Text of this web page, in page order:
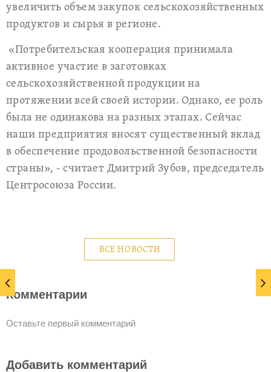
увеличить объем закупок сельскохозяйственных
продуктов и сырья в регионе.
«Потребительская кооперация принимала
активное участие в заготовках
сельскохозяйственной продукции на
протяжении всей своей истории. Однако, ее роль
была не одинакова на разных этапах. Сейчас
наши предприятия вносят существенный вклад
в обеспечение продовольственной безопасности
страны», - считает Дмитрий Зубов, председатель
Центросоюза России.
ВСЕ НОВОСТИ
Комментарии
Оставьте первый комментарий
Добавить комментарий